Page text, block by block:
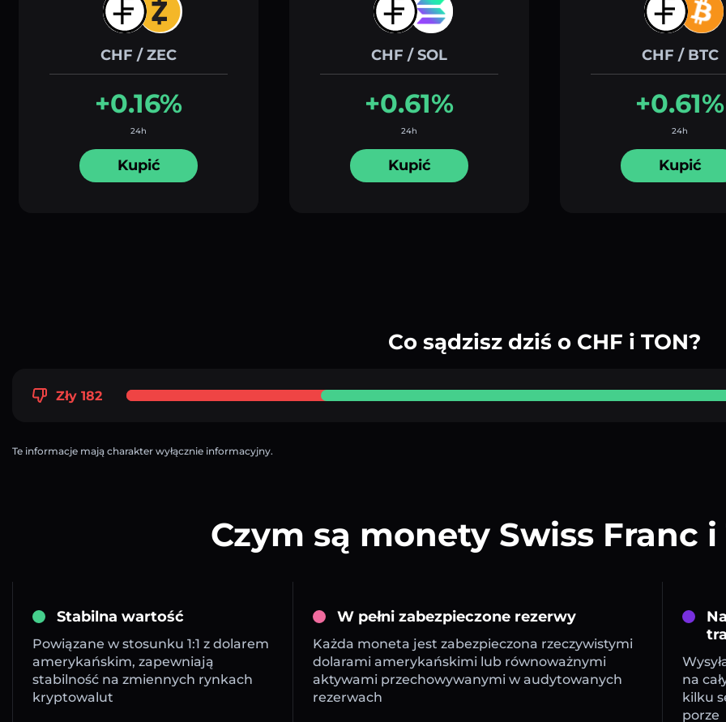
CHF / ZEC
+0.16%
24h
Kupić
CHF / SOL
+0.61%
24h
Kupić
CHF / BTC
+0.61%
24h
Kupić
Co sądzisz dziś o CHF i TON?
Zły 182
Te informacje mają charakter wyłącznie informacyjny.
Czym są monety Swiss Franc
Stabilna wartość
Powiązane w stosunku 1:1 z dolarem
amerykańskim, zapewniają
stabilność na zmiennych rynkach
kryptowalut
W pełni zabezpieczone rezerwy
Każda moneta jest zabezpieczona rzeczywistymi
dolarami amerykańskimi lub równoważnymi
aktywami przechowywanymi w audytowanych
rezerwach
na
kilku
porze